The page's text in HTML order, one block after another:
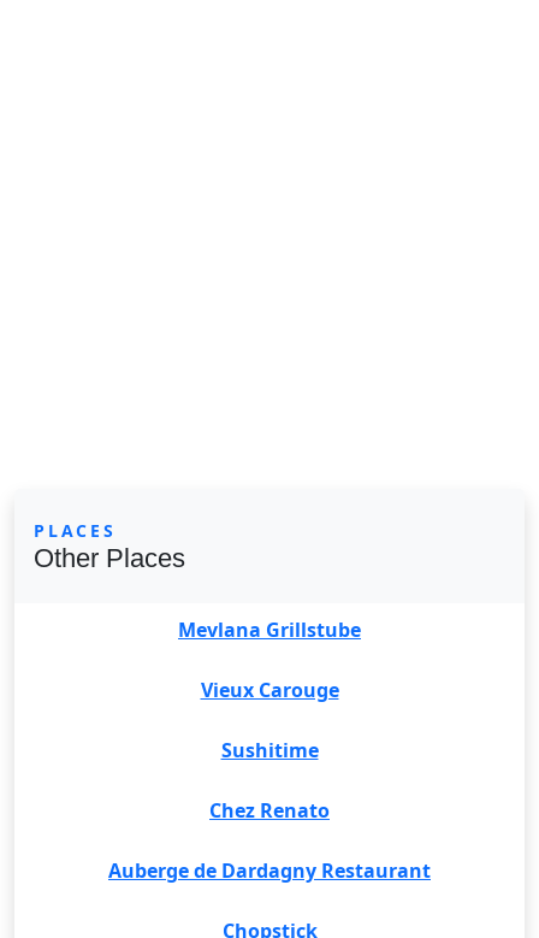
PLACES
Other Places
Mevlana Grillstube
Vieux Carouge
Sushitime
Chez Renato
Auberge de Dardagny Restaurant
Chopstick